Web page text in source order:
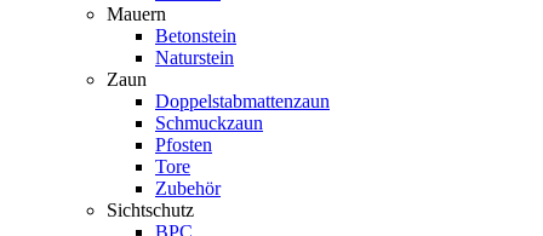
Mauern
Betonstein
Naturstein
Zaun
Doppelstabmattenzaun
Schmuckzaun
Pfosten
Tore
Zubehör
Sichtschutz